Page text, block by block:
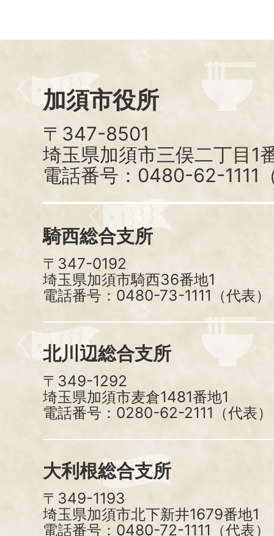
加須市役所
〒347-8501
埼玉県加須市三俣二丁目1
電話番号：0480-62-1111
騎西総合支所
〒347-0192
埼玉県加須市騎西36番地1
電話番号：0480-73-1111（代表）
北川辺総合支所
〒349-1292
埼玉県加須市麦倉1481番地1
電話番号：0280-62-2111（代表）
大利根総合支所
〒349-1193
埼玉県加須市北下新井1679番地1
電話番号：0480-72-1111（代表）